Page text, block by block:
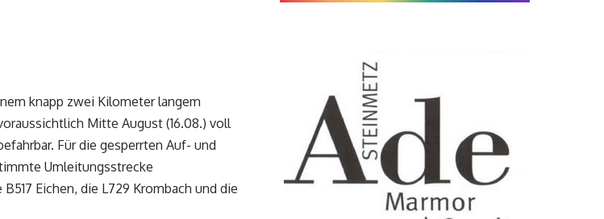
knapp zwei Kilometer langem
Mitte August (16.08.) voll
Für die gesperrten Auf- und
Umleitungsstrecke
Eichen, die L729 Krombach und die